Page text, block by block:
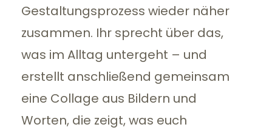
Gestaltungsprozess wieder näher
zusammen. Ihr sprecht über das,
was im Alltag untergeht – und
erstellt anschließend gemeinsam
eine Collage aus Bildern und
Worten, die zeigt, was euch